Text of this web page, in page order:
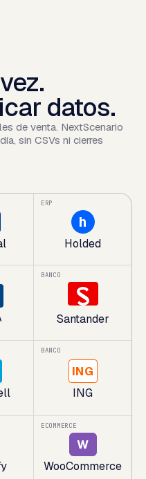
datos.
de venta. NextScenario
sin CSVs ni cierres
ERP
h
Holded
BANCO
Santander
BANCO
ING
ING
ECOMMERCE
W
WooCommerce